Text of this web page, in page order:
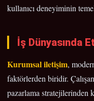
kullanıcı deneyiminin
İş Dünyasında
Kurumsal iletişim,
faktörlerden biridir.
pazarlama stratejilerinden